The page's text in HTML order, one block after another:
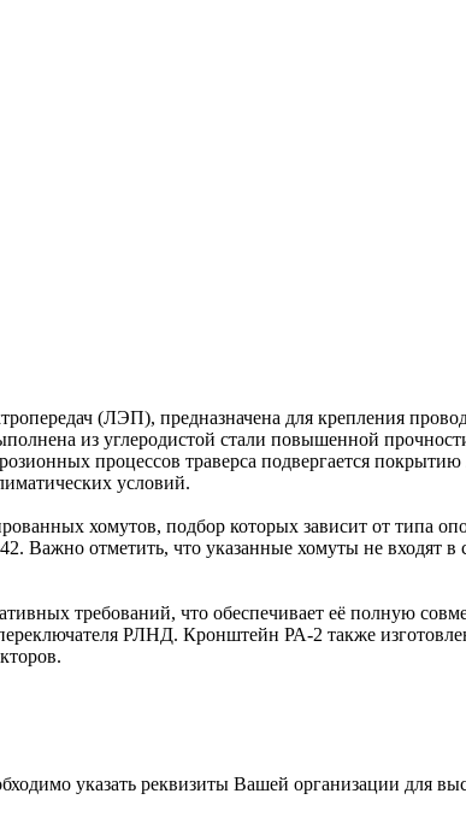
(ЛЭП), предназначена для крепления
из углеродистой стали повышенной
процессов траверса подвергается
условий.
хомутов, подбор которых зависит от типа
Важно отметить, что указанные хомуты не входят
требований, что обеспечивает её полную
РЛНД. Кронштейн РА-2 также
указать реквизиты Вашей организации для